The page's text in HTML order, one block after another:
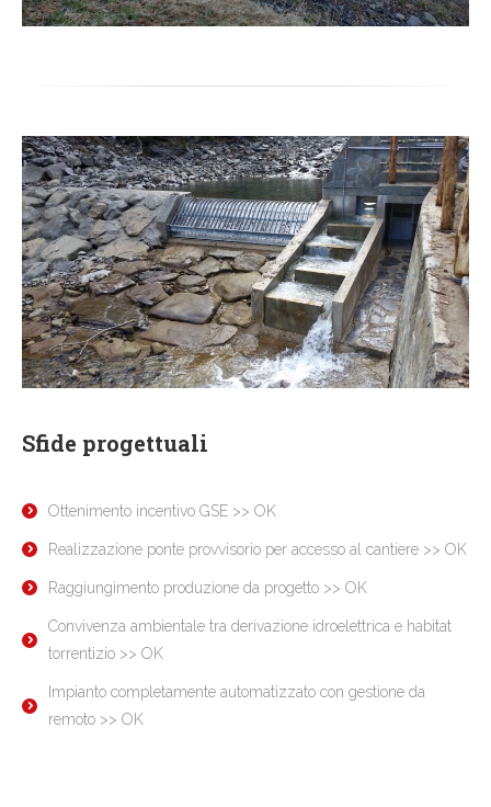
Sfide progettuali
Ottenimento incentivo GSE >> OK
Realizzazione ponte provvisorio per accesso al cantiere >> OK
Raggiungimento produzione da progetto >> OK
Convivenza ambientale tra derivazione idroelettrica e habitat
torrentizio >> OK
Impianto completamente automatizzato con gestione da
remoto >> OK